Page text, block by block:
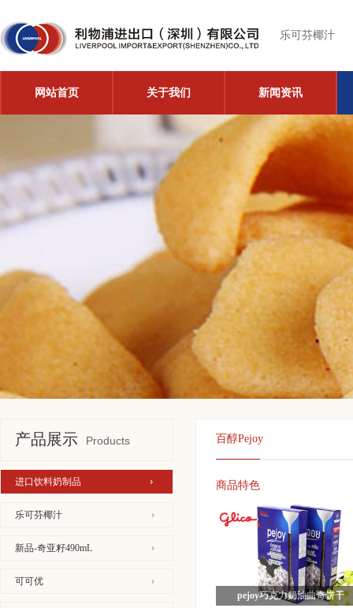
乐可芬椰汁
网站首页 关于我们 新闻资讯
产品展示 Products
进口饮料奶制品
乐可芬椰汁
新品-奇亚籽490mL
可可优
百醇Pejoy
商品特色
pejoy巧克力奶油曲奇饼干